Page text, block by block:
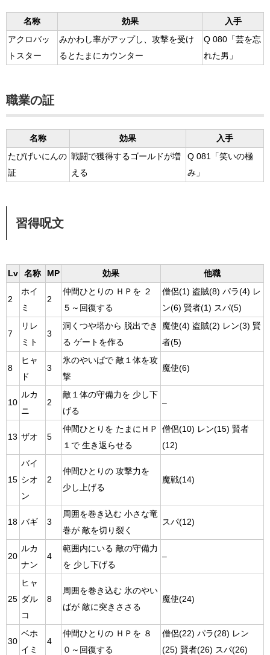
名称 効果
入手
アクロバッ
トスター
みかわし率がアップし、攻撃を受け
るとたまにカウンター
Q 080「芸を忘
れた男」
職業の証
名称 効果
入手
たびげいにんの
証
戦闘で獲得するゴールドが増
える
Q 081「笑いの極
み」
習得呪文
Lv 名称 MP 効果 他職
2
ホイ
ミ
2
仲間ひとりの ＨＰを ２
５～回復する
僧侶(1) 盗賊(8) パラ(4) レ
ン(6) 賢者(1) スパ(5)
7
リレ
ミト
3
洞くつや塔から 脱出でき
る ゲートを作る
魔使(4) 盗賊(2) レン(3) 賢
者(5)
8
ヒャ
ド
3
氷のやいばで 敵１体を攻
撃
魔使(6)
10
ルカ
ニ
2
敵１体の守備力を 少し下
げる
–
13 ザオ 5
仲間ひとりを たまにＨＰ
１で 生き返らせる
僧侶(10) レン(15) 賢者
(12)
15
バイ
シオ
ン
2
仲間ひとりの 攻撃力を
少し上げる
魔戦(14)
18 バギ 3
周囲を巻き込む 小さな竜
巻が 敵を切り裂く
スパ(12)
20
ルカ
ナン
4
範囲内にいる 敵の守備力
を 少し下げる
–
25
ヒャ
ダル
コ
8
周囲を巻き込む 氷のやい
ばが 敵に突きささる
魔使(24)
30
ベホ
イミ
4
仲間ひとりの ＨＰを ８
０～回復する
僧侶(22) パラ(28) レン
(25) 賢者(26) スパ(26)